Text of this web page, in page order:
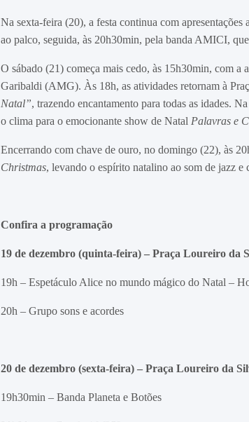
Na sexta-feira (20), a festa continua com
ao palco, seguida, às 20h30min, pela banda AMICI,
O sábado (21) começa mais cedo, às 15h30min, com a
Garibaldi (AMG). Às 18h, as atividades retornam à
Natal”, trazendo encantamento para todas as idades.
o clima para o emocionante show de Natal Palavras e
Encerrando com chave de ouro, no domingo (22), às
Christmas, levando o espírito natalino ao som de jazz e
Confira a programação
19 de dezembro (quinta-feira) – Praça Loureiro da
19h – Espetáculo Alice no mundo mágico do Natal –
20h – Grupo sons e acordes
20 de dezembro (sexta-feira) – Praça Loureiro da
19h30min – Banda Planeta e Botões